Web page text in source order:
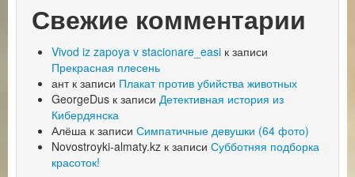
Свежие комментарии
Vivod iz zapoya v stacionare_easi к записи
Прекрасная плесень
антк записи Плакат против убийства животных
GeorgeDus к записи Детективная история из
Кибердянска
Алёша к записи Симпатичные девушки (64 фото)
Novostroyki-almaty.kz к записи Субботняя подборка
красоток!